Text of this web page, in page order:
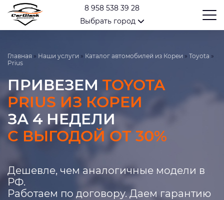
8 958 538 39 28
Выбрать город
Главная » Наши услуги » Каталог автомобилей из Кореи » Toyota »
Prius
ПРИВЕЗЕМ TOYOTA
PRIUS ИЗ КОРЕИ
ЗА 4 НЕДЕЛИ
С ВЫГОДОЙ ОТ 30%
Дешевле, чем аналогичные модели в
РФ.
Работаем по договору. Даем гарантию